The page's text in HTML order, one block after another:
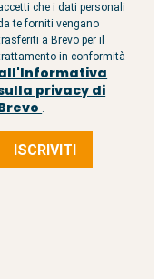
che i dati personali
te forniti vengano
a Brevo per il
in conformità
privacy di
.
ISCRIVITI